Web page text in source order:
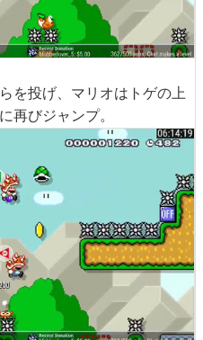
を投げ、マリオはトゲの上
再びジャンプ。